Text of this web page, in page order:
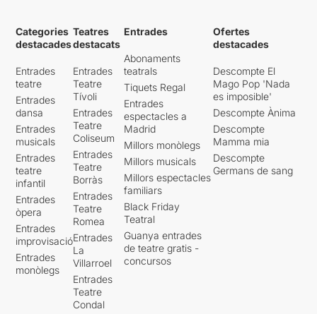
Categories
destacades
Entrades
teatre
Entrades
dansa
Entrades
musicals
Entrades
teatre
infantil
Entrades
òpera
Entrades
improvisació
Entrades
monòlegs
Teatres
destacats
Entrades
Teatre
Tívoli
Entrades
Teatre
Coliseum
Entrades
Teatre
Borràs
Entrades
Teatre
Romea
Entrades
La
Villarroel
Entrades
Teatre
Condal
Entrades
Abonaments
teatrals
Tiquets Regal
Entrades
espectacles a
Madrid
Millors monòlegs
Millors musicals
Millors espectacles
familiars
Black Friday
Teatral
Guanya entrades
de teatre gratis -
concursos
Ofertes
destacades
Descompte El
Mago Pop 'Nada
es imposible'
Descompte Ànima
Descompte
Mamma mia
Descompte
Germans de sang